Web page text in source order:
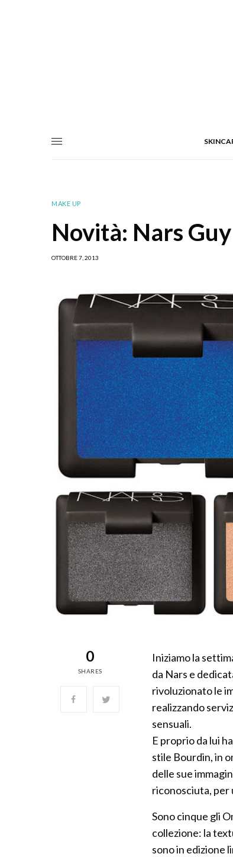
MAKE UP
Novità: Nars
OTTOBRE 7, 2013
0
SHARES
Iniziamo la
da Nars e
rivoluzionato le
realizzando
sensuali.
E proprio da lui
stile Bourdin, in
delle sue
riconosciuta, per
Sono cinque gli
collezione: la
sono in edizione